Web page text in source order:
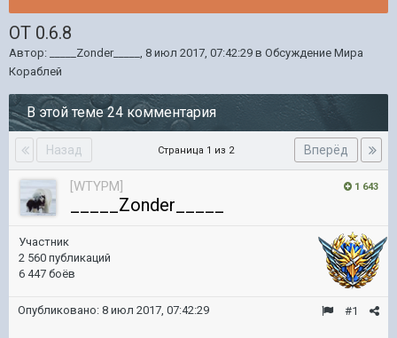
ОТ 0.6.8
Автор: _____Zonder_____ , 8 июл 2017, 07:42:29 в Обсуждение Мира
Кораблей
В этой теме 24 комментария
Назад Вперёд
Страница 1 из 2
1 643
[WTYPM]
_____Zonder_____
Участник
2 560 публикаций
6 447 боёв
#1
Опубликовано: 8 июл 2017, 07:42:29